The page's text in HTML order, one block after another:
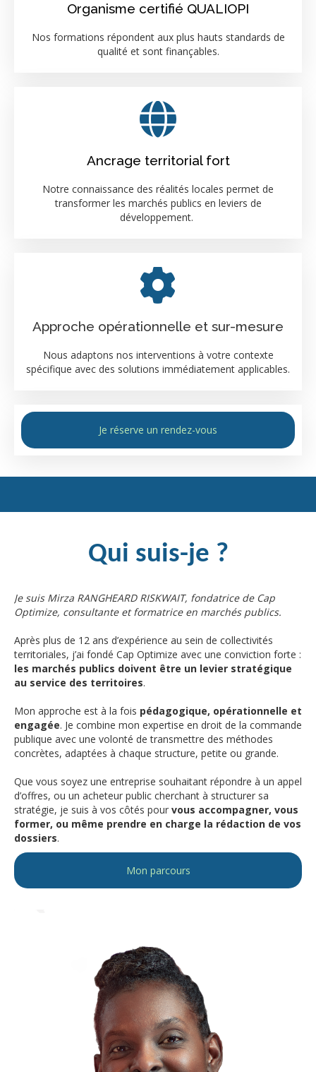
Organisme certifié QUALIOPI
Nos formations répondent aux plus hauts standards de
qualité et sont finançables.
Ancrage territorial fort
Notre connaissance des réalités locales permet de
transformer les marchés publics en leviers de
développement.
Approche opérationnelle et sur-mesure
Nous adaptons nos interventions à votre contexte
spécifique avec des solutions immédiatement applicables.
Je réserve un rendez-vous
Qui suis-je ?
Je suis Mirza RANGHEARD RISKWAIT, fondatrice de Cap
Optimize, consultante et formatrice en marchés publics.
Après plus de 12 ans d’expérience au sein de collectivités
territoriales, j’ai fondé Cap Optimize avec une conviction forte :
les marchés publics doivent être un levier stratégique
au service des territoires.
Mon approche est à la fois pédagogique, opérationnelle et
engagée. Je combine mon expertise en droit de la commande
publique avec une volonté de transmettre des méthodes
concrètes, adaptées à chaque structure, petite ou grande.
Que vous soyez une entreprise souhaitant répondre à un appel
d’offres, ou un acheteur public cherchant à structurer sa
stratégie, je suis à vos côtés pour vous accompagner, vous
former, ou même prendre en charge la rédaction de vos
dossiers.
Mon parcours